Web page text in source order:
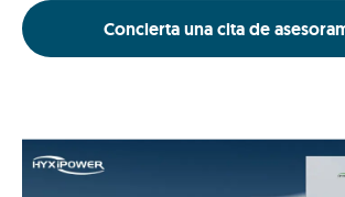
Concierta una cita de